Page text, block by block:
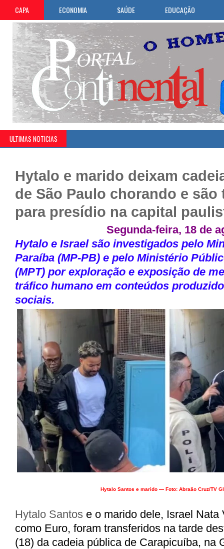
CAPA ECONOMIA SAÚDE EDUCAÇÃO
ULTIMAS NOTICIAS
Hytalo e marido deixam
de São Paulo chorando e
para presídio na capital
Segunda-feira, 18 de
Hytalo e Israel são investigados pelo
Paraíba (MP-PB) e pelo Ministério
(MPT) por exploração e exposição de
tráfico humano em conteúdos
sociais.
Hytalo Santos e marido — Foto: Abraão Cruz/TV
Hytalo Santos e o marido dele, Israel Nata
como Euro, foram transferidos na tarde
(18) da cadeia pública de Carapicuíba, na